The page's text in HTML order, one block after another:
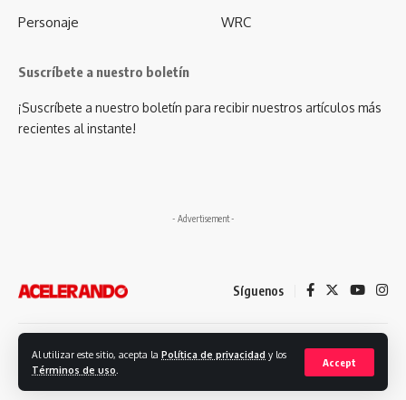
Al utilizar este sitio, acepta la Política de privacidad y los
Términos de uso
Accept
Personaje
WRC
Suscríbete a nuestro boletín
¡Suscríbete a nuestro boletín para recibir nuestros artículos más
recientes al instante!
- Advertisement -
Síguenos
© 2023. Revista Acelerando, Todos los derechos reservados